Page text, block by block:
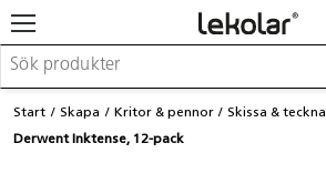
Möbler & inredning
Lekplatsutrustning & utemiljö
Start Skapa Kritor & pennor Skissa & teckna
Derwent Inktense, 12-pack